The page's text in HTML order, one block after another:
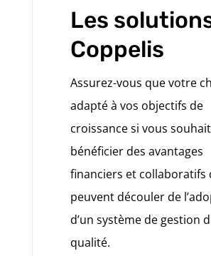
Les
Coppelis
Assurez-vous que votre
adapté à vos objectifs de
croissance si vous
bénéficier des avantages
financiers et collaboratifs
peuvent découler de
d’un système de gestion
qualité.